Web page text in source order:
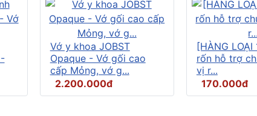
Vớ y khoa JOBST
Opaque - Vớ gối cao
cấp Mỏng, vớ g...
2.200.000đ
[HÀNG
rốn hỗ trợ
vị r...
170.000đ